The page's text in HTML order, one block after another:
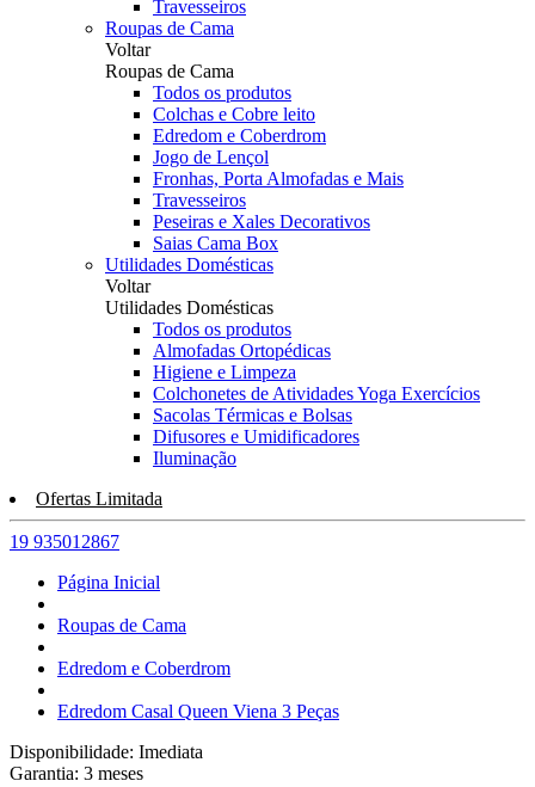
Travesseiros
Roupas de Cama
Voltar
Roupas de Cama
Todos os produtos
Colchas e Cobre leito
Edredom e Coberdrom
Jogo de Lençol
Fronhas, Porta Almofadas e Mais
Travesseiros
Peseiras e Xales Decorativos
Saias Cama Box
Utilidades Domésticas
Voltar
Utilidades Domésticas
Todos os produtos
Almofadas Ortopédicas
Higiene e Limpeza
Colchonetes de Atividades Yoga Exercícios
Sacolas Térmicas e Bolsas
Difusores e Umidificadores
Iluminação
Ofertas Limitada
19 935012867
Página Inicial
Roupas de Cama
Edredom e Coberdrom
Edredom Casal Queen Viena 3 Peças
Disponibilidade: Imediata
Garantia: 3 meses